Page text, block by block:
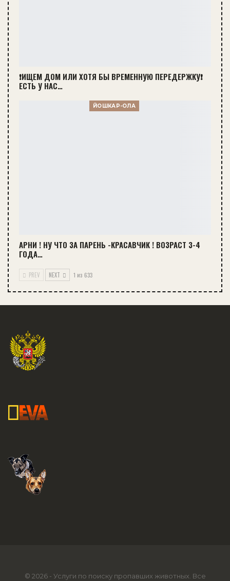
❗ИЩЕМ ДОМ ИЛИ ХОТЯ БЫ ВРЕМЕННУЮ ПЕРЕДЕРЖКУ❗
ЕСТЬ У НАС…
ЙОШКАР-ОЛА
АРНИ ! НУ ЧТО ЗА ПАРЕНЬ -КРАСАВЧИК ! ВОЗРАСТ 3-4
ГОДА…
PREV NEXT 1 из 633
© 2026 - Услуги по поиску пропавших животных. Все